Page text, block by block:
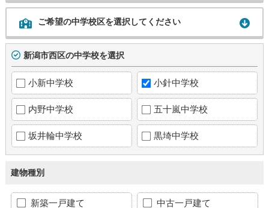
ご希望の中学校区を選択してください
新潟市西区の中学校を選択
小新中学校 小針中学校
内野中学校 五十嵐中学校
坂井輪中学校 黒埼中学校
建物種別
新築一戸建て 中古一戸建て